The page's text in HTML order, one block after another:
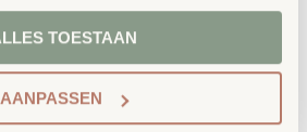
TOESTAAN
AANPASSEN